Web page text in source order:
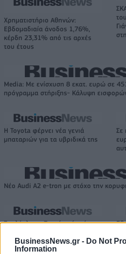
BusinessNews.gr - Do Not
Information
Χρηματιστήριο Αθηνών:
Εβδομαδιαία άνοδος 1,76%,
κέρδη 23,31% από τις αρχές
του έτους
Media: Με ενίσχυση 8 εκατ. ευρώ σε 451
πρόγραμμα στήριξης- Κάλυψη
Η Toyota φέρνει νέα γενιά
μπαταριών για τα υβριδικά της
Σε
Νέο Audi A2 e-tron με στόχο την
Σασλόγλου: «Ξεχνάμε ό,τι έγινε